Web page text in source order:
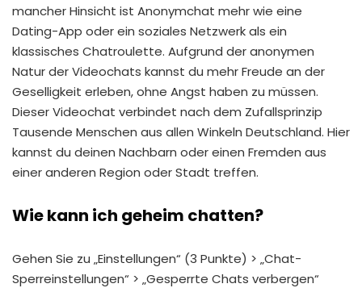
mancher Hinsicht ist Anonymchat mehr wie eine
Dating-App oder ein soziales Netzwerk als ein
klassisches Chatroulette. Aufgrund der anonymen
Natur der Videochats kannst du mehr Freude an der
Geselligkeit erleben, ohne Angst haben zu müssen.
Dieser Videochat verbindet nach dem Zufallsprinzip
Tausende Menschen aus allen Winkeln Deutschland. Hier
kannst du deinen Nachbarn oder einen Fremden aus
einer anderen Region oder Stadt treffen.
Wie kann ich geheim chatten?
Gehen Sie zu „Einstellungen“ (3 Punkte) > „Chat-
Sperreinstellungen“ > „Gesperrte Chats verbergen“